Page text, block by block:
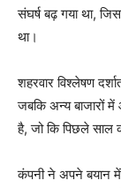
संघर्ष बढ़ गया था,
था।
शहरवार विश्लेषण
जबकि अन्य बाजारों में
है, जो कि पिछले
कंपनी ने अपने बयान में